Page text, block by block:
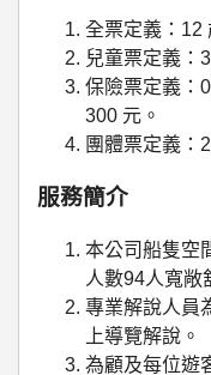
全票定義：12
兒童票定義：
保險票定義：
300 元。
團體票定義：
服務簡介
本公司船隻空
人數94人寬敞
專業解說人員
上導覽解說。
為顧及每位遊